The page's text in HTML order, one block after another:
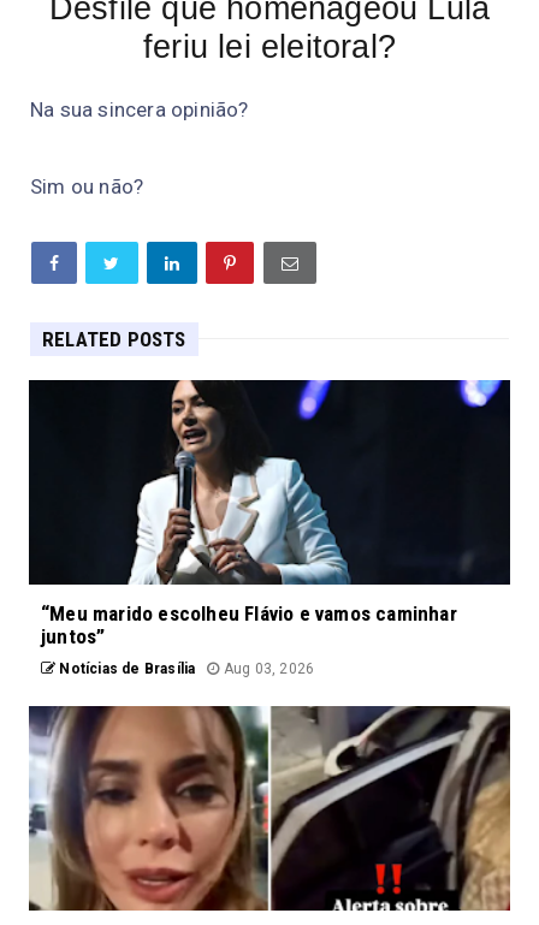
Desfile que homenageou Lula
feriu lei eleitoral?
Na sua sincera opinião?
Sim ou não?
RELATED POSTS
“Meu marido escolheu Flávio e vamos caminhar
juntos”
Notícias de Brasília Aug 03, 2026